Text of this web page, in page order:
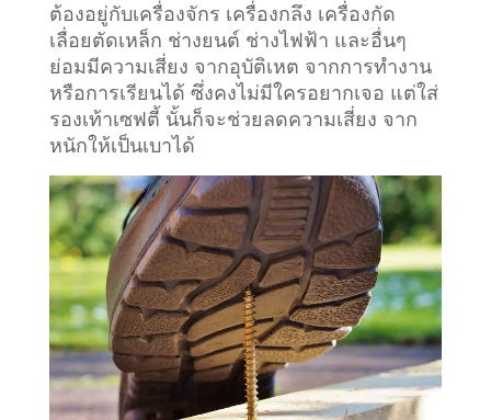
ต้องอยู่กับเครื่องจักร เครื่องกลึง เครื่องกัด
เลื่อยตัดเหล็ก ช่างยนต์ ช่างไฟฟ้า และอื่นๆ
ย่อมมีความเสี่ยง จากอุบัติเหต จากการทำงาน
หรือการเรียนได้ ซึ่งคงไม่มีใครอยากเจอ แต่ใส่
รองเท้าเซฟตี้ นั้นก็จะช่วยลดความเสี่ยง จาก
หนักให้เป็นเบาได้